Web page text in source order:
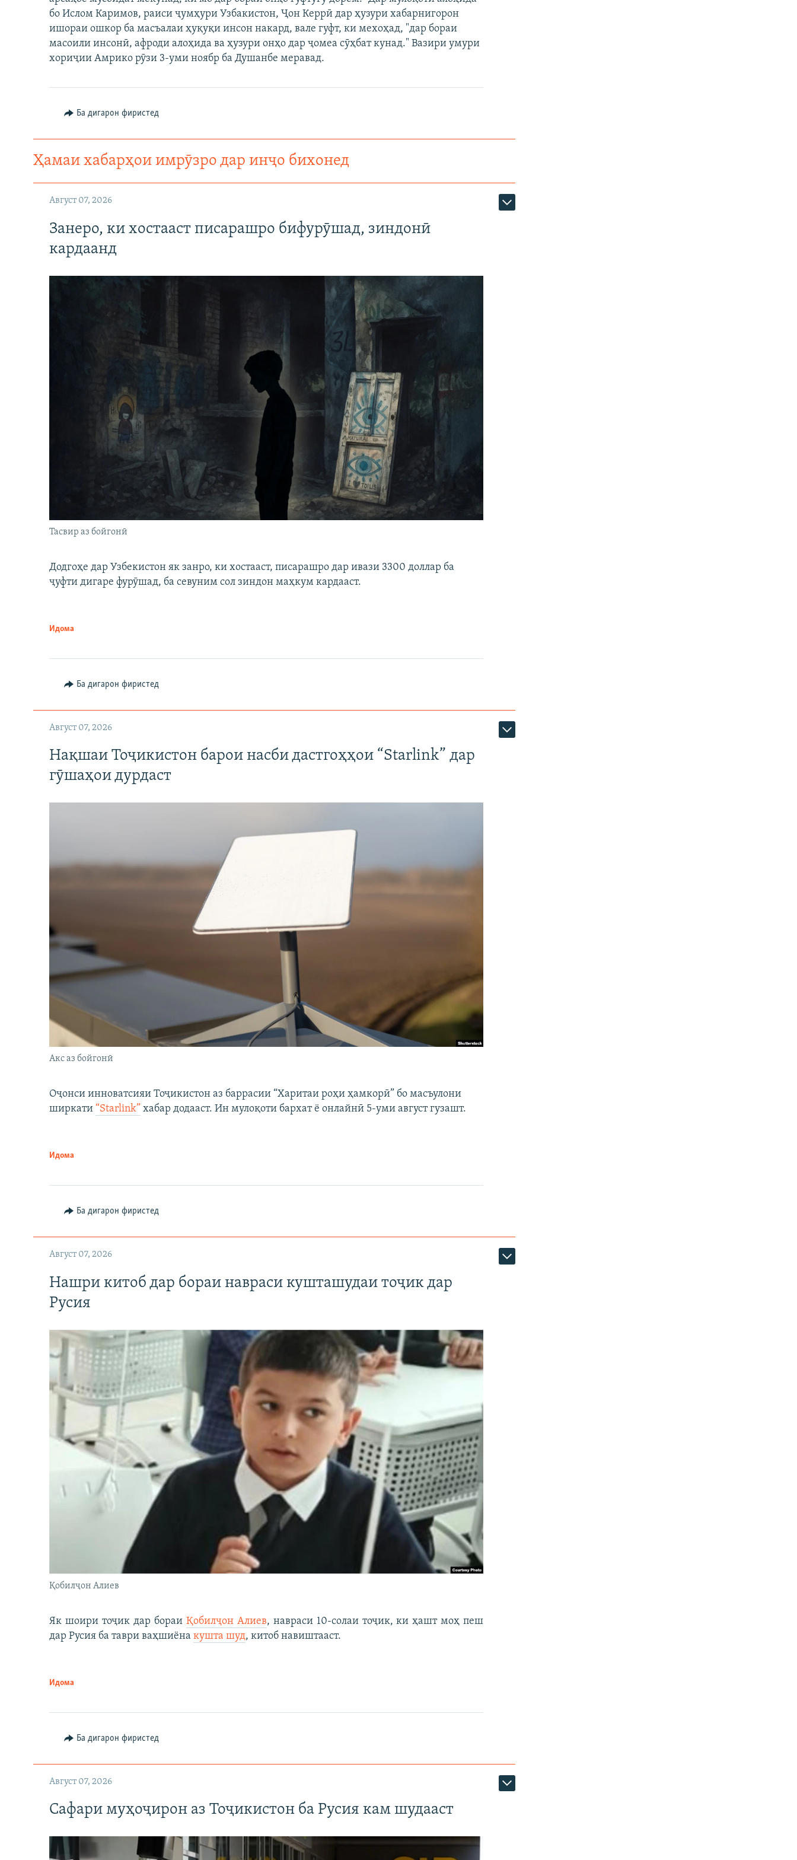
бо Ислом Каримов, раиси ҷумҳури Узбакистон, Ҷон Керрӣ дар ҳузури хабарнигорон
ишораи ошкор ба масъалаи ҳуқуқи инсон накард, вале гуфт, ки мехоҳад, "дар бораи
масоили инсонӣ, афроди алоҳида ва ҳузури онҳо дар ҷомеа сӯҳбат кунад." Вазири умури
хориҷии Амрико рӯзи 3-уми ноябр ба Душанбе меравад.
Ба дигарон фиристед
Ҳамаи хабарҳои имрӯзро дар инҷо бихонед
Август 07, 2026
Занеро, ки хостааст писарашро бифурӯшад, зиндонӣ
кардаанд
Тасвир аз бойгонӣ
Додгоҳе дар Узбекистон як занро, ки хостааст, писарашро дар ивази 3300 доллар ба
ҷуфти дигаре фурӯшад, ба севуним сол зиндон маҳкум кардааст.
Идома
Ба дигарон фиристед
Август 07, 2026
Нақшаи Тоҷикистон барои насби дастгоҳҳои “Starlink” дар
гӯшаҳои дурдаст
Акс аз бойгонӣ
Оҷонси инноватсияи Тоҷикистон аз баррасии “Харитаи роҳи ҳамкорӣ” бо масъулони
ширкати “Starlink” хабар додааст. Ин мулоқоти бархат ё онлайнӣ 5-уми август гузашт.
Идома
Ба дигарон фиристед
Август 07, 2026
Нашри китоб дар бораи навраси кушташудаи тоҷик дар
Русия
Қобилҷон Алиев
Як шоири тоҷик дар бораи Қобилҷон Алиев, навраси 10-солаи тоҷик, ки ҳашт моҳ пеш
дар Русия ба таври ваҳшиёна кушта шуд, китоб навиштааст.
Идома
Ба дигарон фиристед
Август 07, 2026
Сафари муҳоҷирон аз Тоҷикистон ба Русия кам шудааст